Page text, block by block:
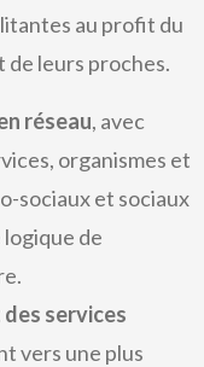
au profit du
de leurs proches.
réseau, avec
organismes et
sociaux et sociaux
de
services
vers une plus